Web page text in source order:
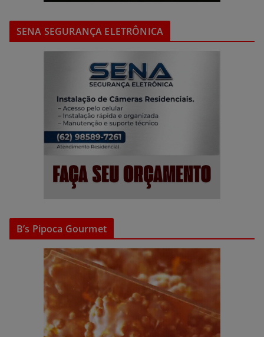
SENA SEGURANÇA ELETRÔNICA
B’s Pipoca Gourmet